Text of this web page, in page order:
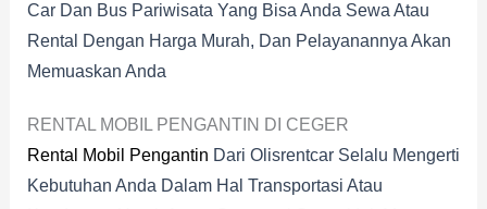
Car Dan Bus Pariwisata Yang Bisa Anda Sewa Atau
Rental Dengan Harga Murah, Dan Pelayanannya Akan
Memuaskan Anda
RENTAL MOBIL PENGANTIN DI CEGER
Rental Mobil Pengantin Dari Olisrentcar Selalu Mengerti
Kebutuhan Anda Dalam Hal Transportasi Atau